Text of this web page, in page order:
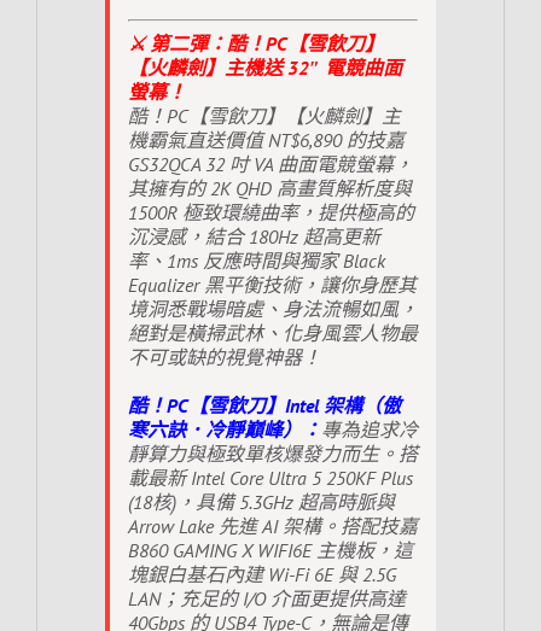
⚔️ 第二彈：酷！PC【雪飲刀】
【火麟劍】主機送 32″ 電競曲面
螢幕！
酷！PC【雪飲刀】【火麟劍】主
機霸氣直送價值 NT$6,890 的技嘉
GS32QCA 32 吋 VA 曲面電競螢幕，
其擁有的 2K QHD 高畫質解析度與
1500R 極致環繞曲率，提供極高的
沉浸感，結合 180Hz 超高更新
率、1ms 反應時間與獨家 Black
Equalizer 黑平衡技術，讓你身歷其
境洞悉戰場暗處、身法流暢如風，
絕對是橫掃武林、化身風雲人物最
不可或缺的視覺神器！
酷！PC【雪飲刀】Intel 架構（傲
寒六訣．冷靜巔峰）： 專為追求冷
靜算力與極致單核爆發力而生。搭
載最新 Intel Core Ultra 5 250KF Plus
(18核)，具備 5.3GHz 超高時脈與
Arrow Lake 先進 AI 架構。搭配技嘉
B860 GAMING X WIFI6E 主機板，這
塊銀白基石內建 Wi-Fi 6E 與 2.5G
LAN；充足的 I/O 介面更提供高達
40Gbps 的 USB4 Type-C，無論是傳